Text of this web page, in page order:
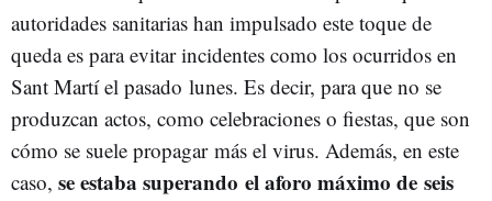
autoridades sanitarias han impulsado este toque de
queda es para evitar incidentes como los ocurridos en
Sant Martí el pasado lunes. Es decir, para que no se
produzcan actos, como celebraciones o fiestas, que son
cómo se suele propagar más el virus. Además, en este
caso, se estaba superando el aforo máximo de seis